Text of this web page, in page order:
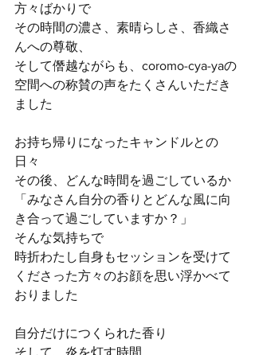
方々ばかりで
その時間の濃さ、素晴らしさ、香織さ
んへの尊敬、
そして僭越ながらも、coromo-cya-yaの
空間への称賛の声をたくさんいただき
ました
お持ち帰りになったキャンドルとの
日々
その後、どんな時間を過ごしているか
「みなさん自分の香りとどんな風に向
き合って過ごしていますか？」
そんな気持ちで
時折わたし自身もセッションを受けて
くださった方々のお顔を思い浮かべて
おりました
自分だけにつくられた香り
そして、炎を灯す時間